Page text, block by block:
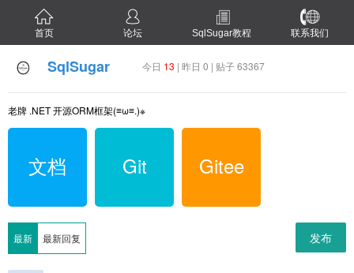
首页 论坛 SqlSugar教程 联系我们
SqlSugar 今日 13 | 昨日 0 | 贴子 63367
老牌 .NET 开源ORM框架(≡ω≡.)※
文档 Git Gitee
最新 最新回复 发布